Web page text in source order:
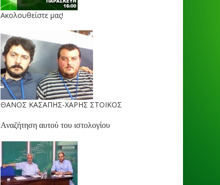
Ακολουθείστε μας!
ΘΑΝΟΣ ΚΑΣΑΠΗΣ-ΧΑΡΗΣ ΣΤΟΙΚΟΣ
Αναζήτηση αυτού του ιστολογίου